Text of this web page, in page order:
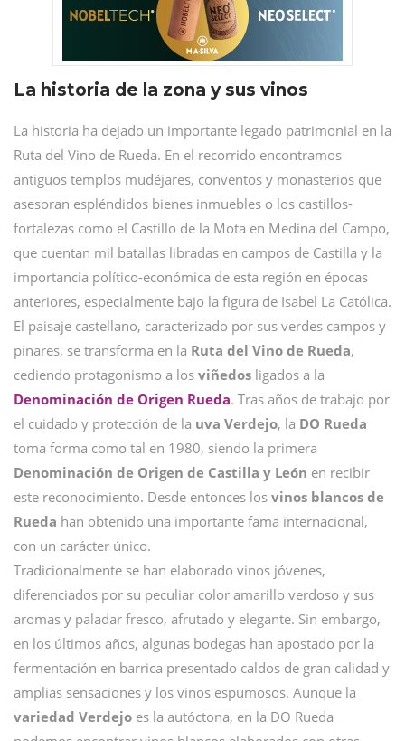
La historia de la zona y sus vinos
La historia ha dejado un importante legado patrimonial en la
Ruta del Vino de Rueda. En el recorrido encontramos
antiguos templos mudéjares, conventos y monasterios que
asesoran espléndidos bienes inmuebles o los castillos-
fortalezas como el Castillo de la Mota en Medina del Campo,
que cuentan mil batallas libradas en campos de Castilla y la
importancia político-económica de esta región en épocas
anteriores, especialmente bajo la figura de Isabel La Católica.
El paisaje castellano, caracterizado por sus verdes campos y
pinares, se transforma en la Ruta del Vino de Rueda,
cediendo protagonismo a los viñedos ligados a la
Denominación de Origen Rueda. Tras años de trabajo por
el cuidado y protección de la uva Verdejo, la DO Rueda
toma forma como tal en 1980, siendo la primera
Denominación de Origen de Castilla y León en recibir
este reconocimiento. Desde entonces los vinos blancos de
Rueda han obtenido una importante fama internacional,
con un carácter único.
Tradicionalmente se han elaborado vinos jóvenes,
diferenciados por su peculiar color amarillo verdoso y sus
aromas y paladar fresco, afrutado y elegante. Sin embargo,
en los últimos años, algunas bodegas han apostado por la
fermentación en barrica presentado caldos de gran calidad y
amplias sensaciones y los vinos espumosos. Aunque la
variedad Verdejo es la autóctona, en la DO Rueda